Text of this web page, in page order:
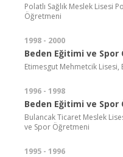
Polatlı Sağlık Meslek Lisesi
Öğretmeni
1998 - 2000
Beden Eğitimi ve Spor
Etimesgut Mehmetcik
1996 - 1998
Beden Eğitimi ve Spor
Bulancak Ticaret Meslek
ve Spor Öğretmeni
1995 - 1996